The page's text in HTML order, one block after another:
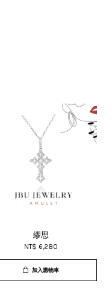
繆思
NT$ 6,280
加入購物車